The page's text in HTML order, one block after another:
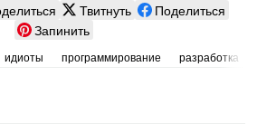
Твитнуть
Поделиться
Запинить
идиоты программирование разработка